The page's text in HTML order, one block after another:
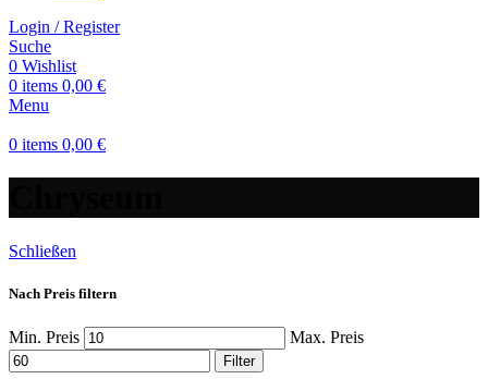
Login / Register
Suche
0 Wishlist
0 items 0,00 €
Menu
0 items 0,00 €
Schließen
Nach Preis filtern
Min. Preis Max. Preis
Filter